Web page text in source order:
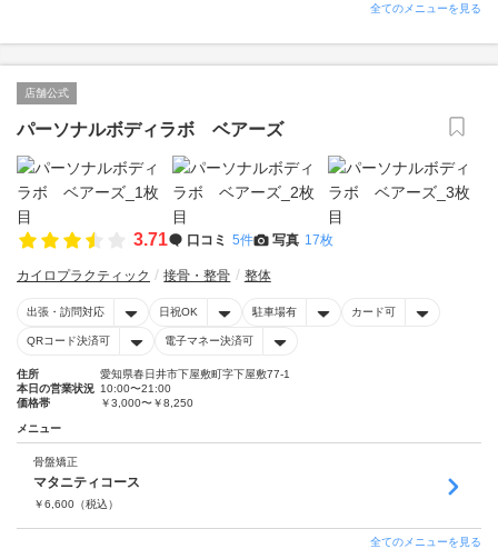
全てのメニューを見る
店舗公式
パーソナルボディラボ ベアーズ
3.71 口コミ 5件 写真 17枚
カイロプラクティック 接骨・整骨 整体
出張・訪問対応 日祝OK 駐車場有 カード可
QRコード決済可 電子マネー決済可
住所
愛知県春日井市下屋敷町字下屋敷77‐1
本日の営業状況 10:00〜21:00
価格帯
￥3,000〜￥8,250
メニュー
骨盤矯正
マタニティコース
￥6,600 （税込）
全てのメニューを見る